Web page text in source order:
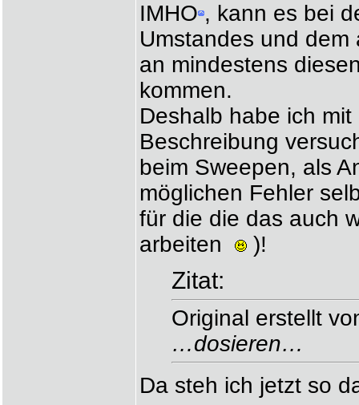
IMHO , kann es bei
Umstandes und
an mindestens
kommen.
Deshalb habe ich
Beschreibung
beim Sweepen, als
möglichen Fehler
für die die das auch
arbeiten
)!
Zitat:
Original erstellt
…dosieren…
Da steh ich jetzt so